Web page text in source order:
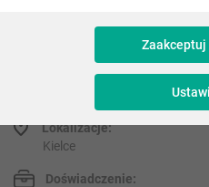
Numer referencyjny: PA/Adm
Lokalizacje:
Kielce
Doświadczenie:
Zaakceptuj